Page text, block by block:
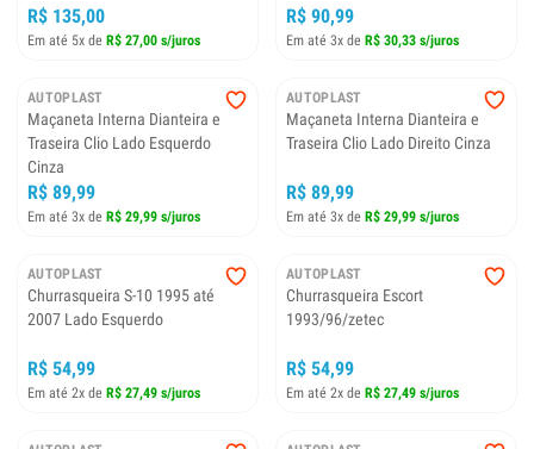
R$ 135,00
Em até 5x de R$ 27,00 s/juros
R$ 90,99
Em até 3x de R$ 30,33 s/juros
AUTOPLAST
Maçaneta Interna Dianteira e
Traseira Clio Lado Esquerdo
Cinza
R$ 89,99
Em até 3x de R$ 29,99 s/juros
AUTOPLAST
Maçaneta Interna Dianteira e
Traseira Clio Lado Direito Cinza
R$ 89,99
Em até 3x de R$ 29,99 s/juros
AUTOPLAST
Churrasqueira S-10 1995 até
2007 Lado Esquerdo
R$ 54,99
Em até 2x de R$ 27,49 s/juros
AUTOPLAST
Churrasqueira Escort
1993/96/zetec
R$ 54,99
Em até 2x de R$ 27,49 s/juros